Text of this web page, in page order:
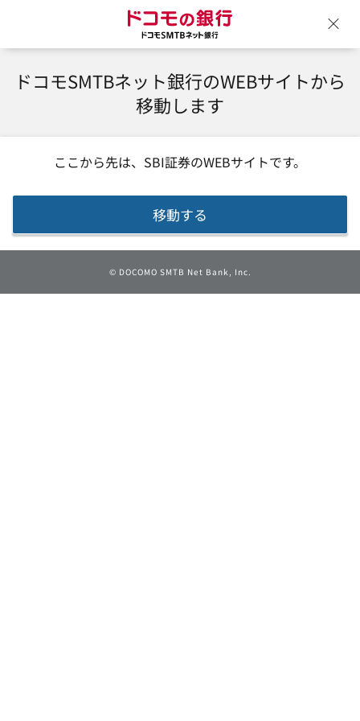
ドコモSMTBネット銀行のWEBサイトから
移動します
ここから先は、 SBI証券のWEBサイトです。
移動する
© DOCOMO SMTB Net Bank, Inc.